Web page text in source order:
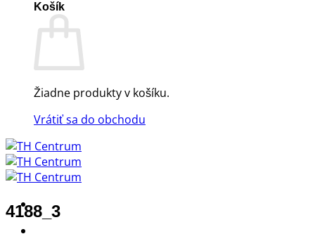
Košík
Žiadne produkty v košíku.
Vrátiť sa do obchodu
4188_3